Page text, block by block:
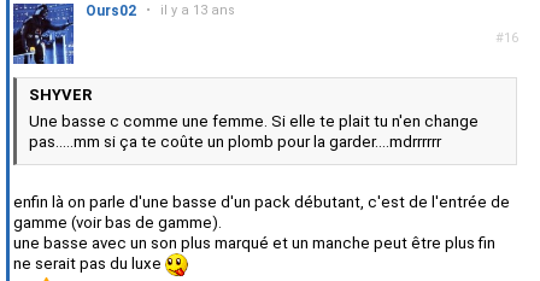
#16
Ours02 • il y a 13 ans
SHYVER
Une basse c comme une femme. Si elle te plait tu n'en change
pas.....mm si ça te coûte un plomb pour la garder....mdrrrrrr
enfin là on parle d'une basse d'un pack débutant, c'est de l'entrée de
gamme (voir bas de gamme).
une basse avec un son plus marqué et un manche peut être plus fin
ne serait pas du luxe